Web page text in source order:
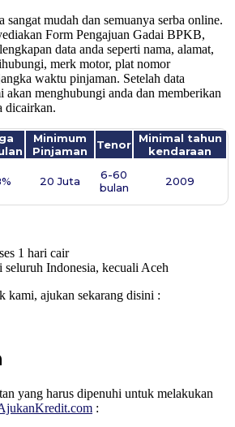
sangat mudah dan semuanya serba online.
Form Pengajuan Gadai BPKB,
data anda seperti nama, alamat,
merk motor, plat nomor
waktu pinjaman. Setelah data
menghubungi anda dan memberikan
dicairkan.
Minimum
Pinjaman
Tenor
Minimal tahun
kendaraan
20 Juta
6-60
bulan
2009
1 hari cair
Indonesia, kecuali Aceh
kami, ajukan sekarang disini :
yang harus dipenuhi untuk melakukan
: